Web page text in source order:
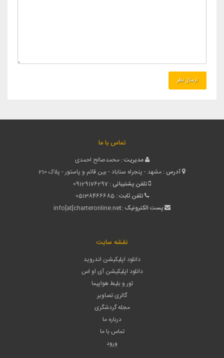
تماس با ما
مدیریت : محمدصالح احمدی
آدرس : مشهد - پنجراه سناباد - بین قائم و پاستور - پلاک 210
تلفن پشتیبانی : 09129176297
تلفن ثابت : 05138466685
پست الکترونیک :info[at]charteronline.net
نقشه سایت
دانلود اپلیکیشن اندروید
دانلود اپلیکیشن آی او اس
تور و بلیط هواپیما
گالری تصاویر
مجله گردشگری
درباره ما
تماس با ما
ورود